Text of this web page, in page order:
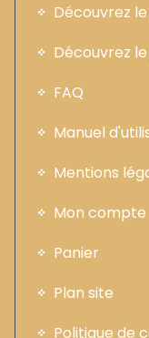
Découvrez
Découvrez
FAQ
Manuel
Mentions
Mon compte
Panier
Plan site
Politique de